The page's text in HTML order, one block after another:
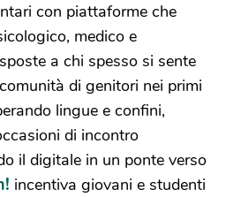
con piattaforme che
medico e
a chi spesso si sente
di genitori nei primi
lingue e confini,
di incontro
il digitale in un ponte verso
incentiva giovani e studenti